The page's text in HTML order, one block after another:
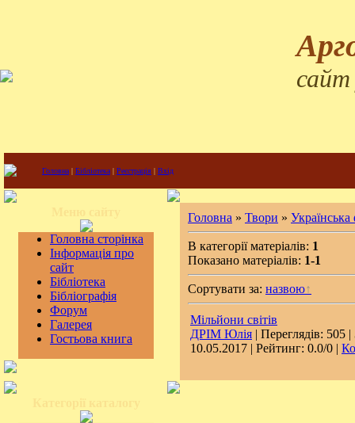
сайт
Головна | Бібліотека | Реєстрація | Вхід
Головна сторінка
Інформація про
сайт
Бібліотека
Бібліографія
Форум
Галерея
Гостьова книга
Головна » Твори » Українська
В категорії матеріалів: 1
Показано матеріалів: 1-1
Сортувати за: назвою
Мільйони світів
ДРІМ Юлія | Переглядів: 505
10.05.2017 | Рейтинг: 0.0/0 |